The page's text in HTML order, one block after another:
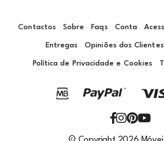
Contactos Sobre Faqs Conta
Entregas Opiniões dos Clientes
Política de Privacidade e Cookies